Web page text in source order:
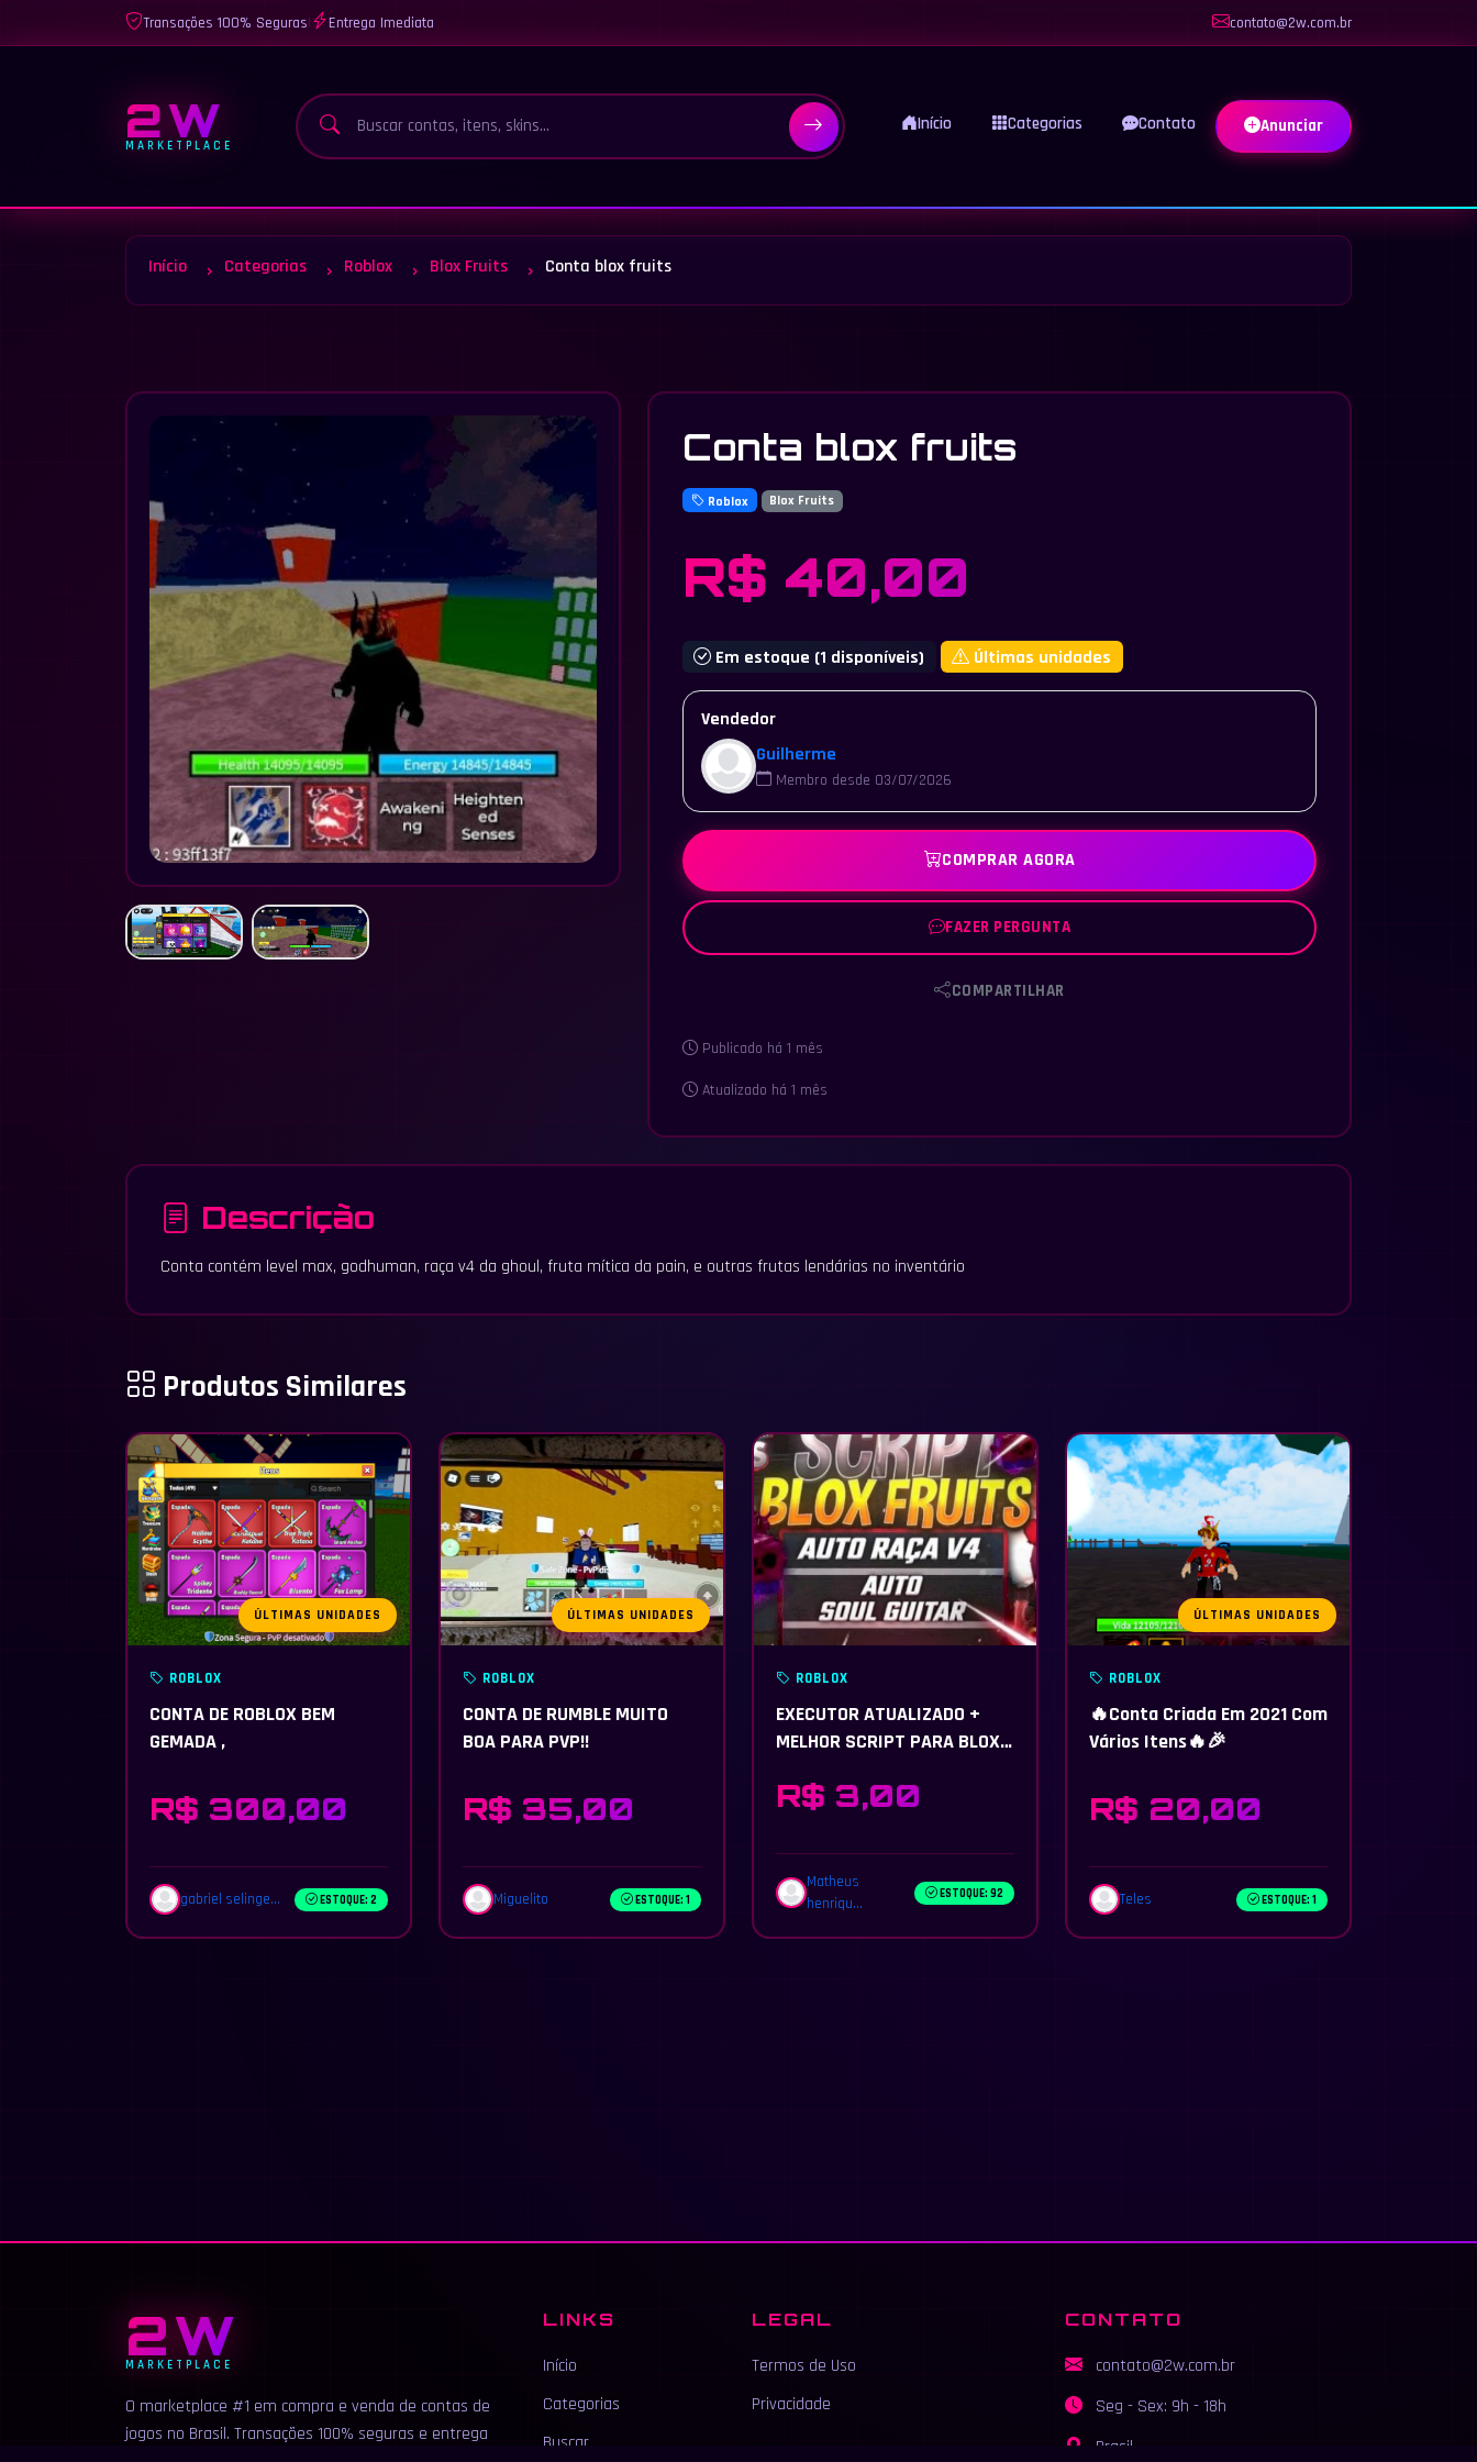
Transações 100% Seguras| Entrega Imediata contato@2w.com.br
2W
MARKETPLACE
Início Categorias Contato Anunciar
Início Categorias Roblox Blox Fruits Conta blox fruits
Conta blox fruits
Roblox Blox Fruits
R$ 40,00
Em estoque (1 disponíveis) Últimas unidades
Vendedor
Guilherme
Membro desde 03/07/2026
COMPRAR AGORA
FAZER PERGUNTA
COMPARTILHAR
Publicado há 1 mês
Atualizado há 1 mês
Descrição
Conta contém level max, godhuman, raça v4 da ghoul, fruta mítica da pain, e outras frutas lendárias no inventário
Produtos Similares
ÚLTIMAS UNIDADES
ROBLOX
CONTA DE ROBLOX BEM
GEMADA ,
R$ 300,00
gabriel selinge... ESTOQUE: 2
ÚLTIMAS UNIDADES
ROBLOX
CONTA DE RUMBLE MUITO
BOA PARA PVP!!
R$ 35,00
Miguelito ESTOQUE: 1
ROBLOX
EXECUTOR ATUALIZADO +
MELHOR SCRIPT PARA BLOX
RESET
R$ 3,00
Matheus
henriqu...
ESTOQUE: 92
ÚLTIMAS UNIDADES
ROBLOX
🔥Conta Criada Em 2021 Com
Vários Itens🔥🎉
R$ 20,00
Teles ESTOQUE: 1
2W
MARKETPLACE
O marketplace #1 em compra e venda de contas de
jogos no Brasil. Transações 100% seguras e entrega
LINKS
Início
Categorias
Buscar
LEGAL
Termos de Uso
Privacidade
CONTATO
contato@2w.com.br
Seg - Sex: 9h - 18h
Brasil